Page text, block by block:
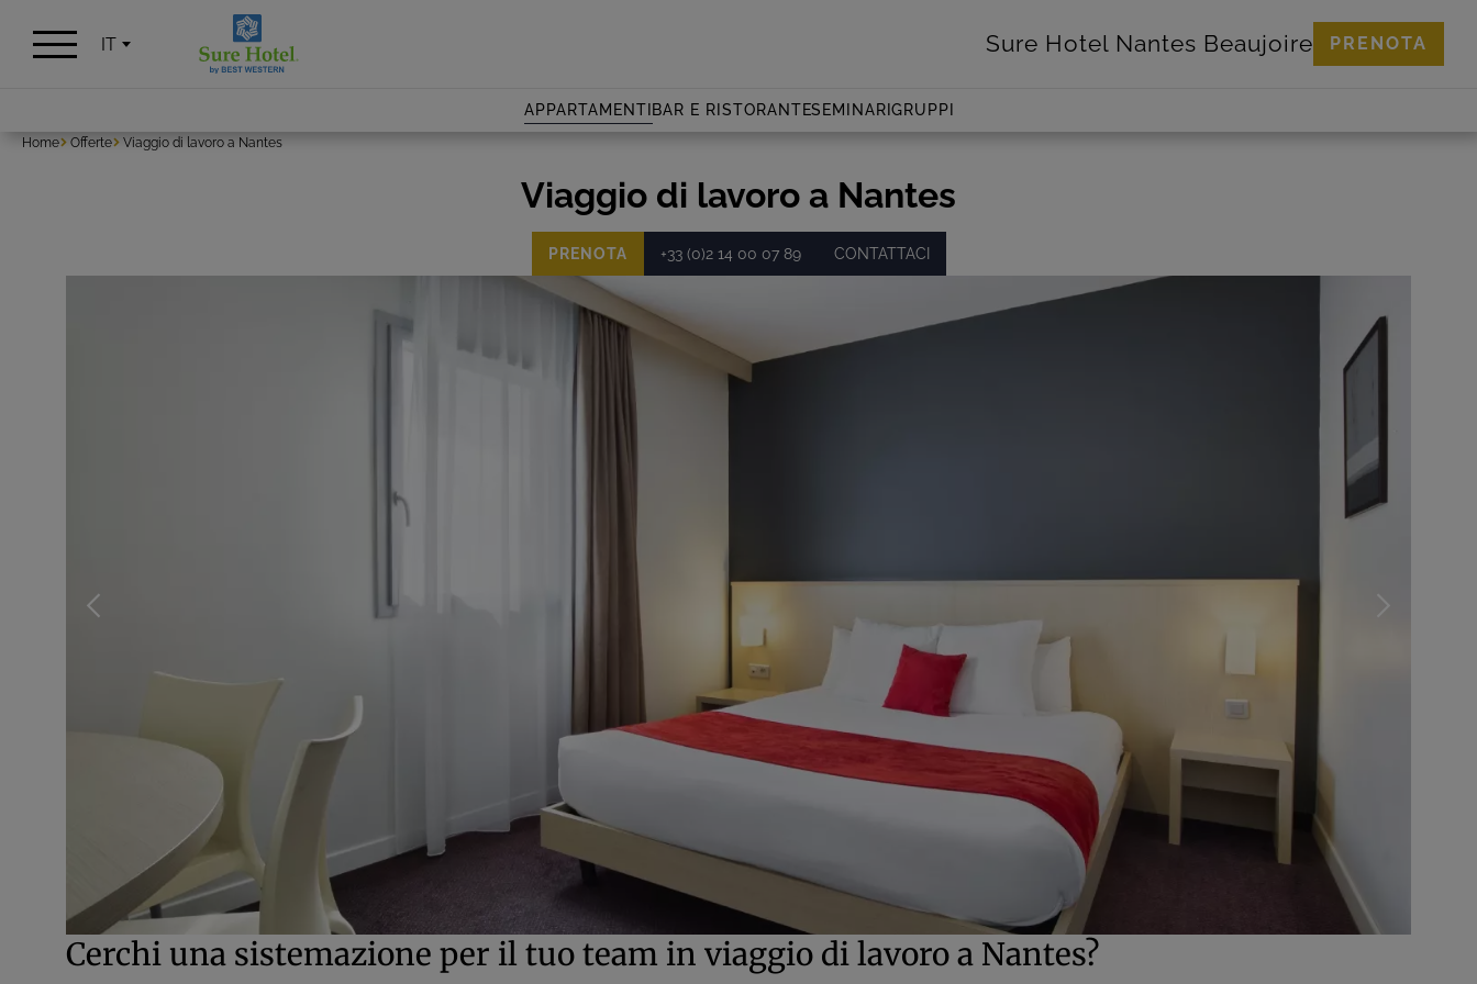
IT Sure Hotel Nantes Beaujoire PRENOTA
APPARTAMENTI BAR E RISTORANTESEMINARIGRUPPI
Home Offerte Viaggio di lavoro a Nantes
Viaggio di lavoro a Nantes
PRENOTA +33 (0)2 14 00 07 89 CONTATTACI
Cerchi una sistemazione per il tuo team in viaggio di lavoro a Nantes?
Pannello di gestione dei cookies